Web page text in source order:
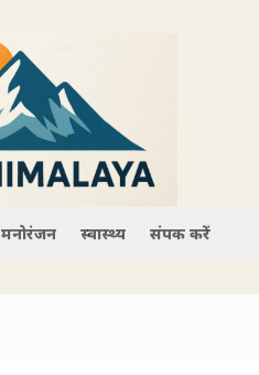
मनोरंजन स्वास्थ्य संपर्क करें